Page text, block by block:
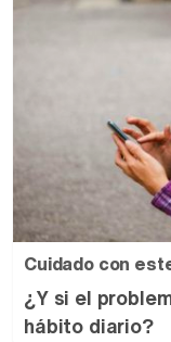
Cuidado con
¿Y si el
hábito diario?